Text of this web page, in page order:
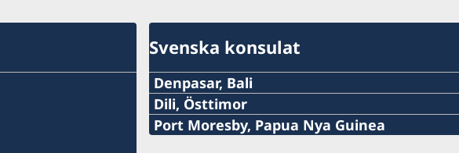
Svenska konsulat
Denpasar, Bali
Telefon:
+62-361-282 223
Dili, Östtimor
Telefon Timor:
Port Moresby, Papua Nya Guinea